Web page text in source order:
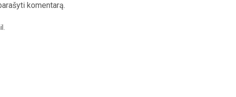
komentarą.